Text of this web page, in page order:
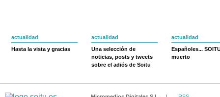
actualidad
Hasta la vista y gracias
actualidad
Una selección de
noticias, posts y tweets
sobre el adiós de Soitu
actualidad
Españoles...
muerto